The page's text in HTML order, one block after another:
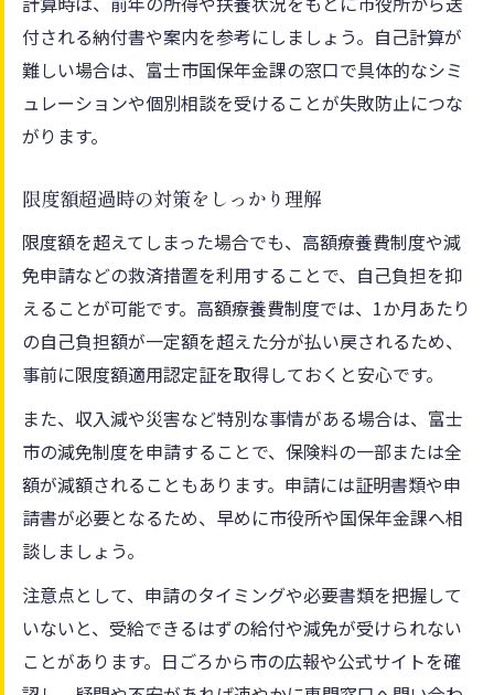
付される納付書や案内を参考にしましょう。自己計算が
難しい場合は、富士市国保年金課の窓口で具体的なシミ
ュレーションや個別相談を受けることが失敗防止につな
がります。
限度額超過時の対策をしっかり理解
限度額を超えてしまった場合でも、高額療養費制度や減
免申請などの救済措置を利用することで、自己負担を抑
えることが可能です。高額療養費制度では、1か月あたり
の自己負担額が一定額を超えた分が払い戻されるため、
事前に限度額適用認定証を取得しておくと安心です。
また、収入減や災害など特別な事情がある場合は、富士
市の減免制度を申請することで、保険料の一部または全
額が減額されることもあります。申請には証明書類や申
請書が必要となるため、早めに市役所や国保年金課へ相
談しましょう。
注意点として、申請のタイミングや必要書類を把握して
いないと、受給できるはずの給付や減免が受けられない
ことがあります。日ごろから市の広報や公式サイトを確